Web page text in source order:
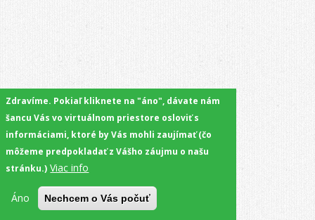
Zdravíme. Pokiaľ kliknete na "áno", dávate nám
šancu Vás vo virtuálnom priestore osloviť s
informáciami, ktoré by Vás mohli zaujímať (čo
môžeme predpokladať z Vášho záujmu o našu
stránku.) Viac info
Áno Nechcem o Vás počuť